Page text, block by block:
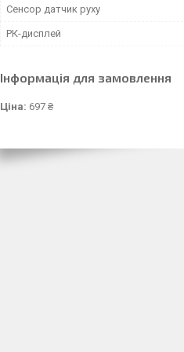
Сенсор датчик руху
РК-дисплей
Інформація для замовлення
Ціна: 697 ₴